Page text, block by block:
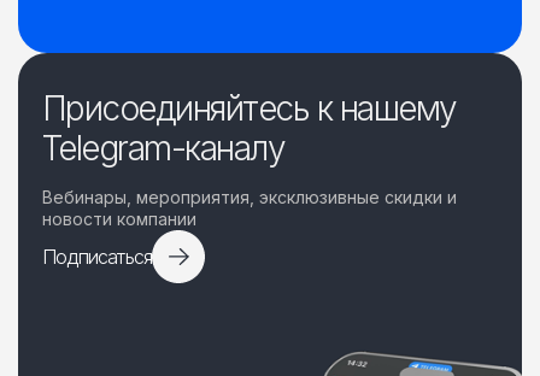
Присоединяйтесь к нашему
Telegram-каналу
Вебинары, мероприятия, эксклюзивные скидки и
новости компании
Подписаться